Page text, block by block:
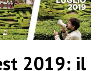
2019: il